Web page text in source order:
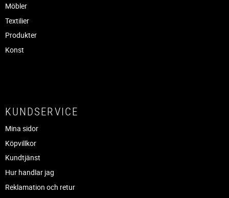
Möbler
Textilier
Produkter
Konst
KUNDSERVICE
Mina sidor
Köpvillkor
Kundtjänst
Hur handlar jag
Reklamation och retur